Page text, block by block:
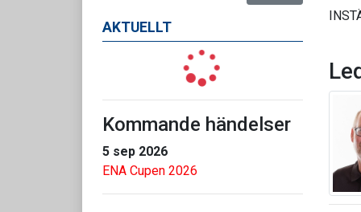
AKTUELLT
Kommande händelser
5 sep 2026
ENA Cupen 2026